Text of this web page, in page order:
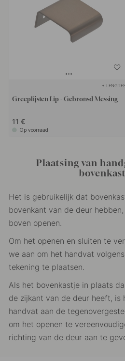
+ LENGTES
Greeplijsten Lip - Gebronsd Messing
11 €
Op voorraad
Plaatsing van
Het is gebruikelijk dat
bovenkant van de deur
boven openen.
Om het openen en sluiten te
we aan om het handvat
tekening te plaatsen.
Als het bovenkastje in plaats
de zijkant van de deur heeft, is
handvat aan de
om het openen te
richting van de deur aan te